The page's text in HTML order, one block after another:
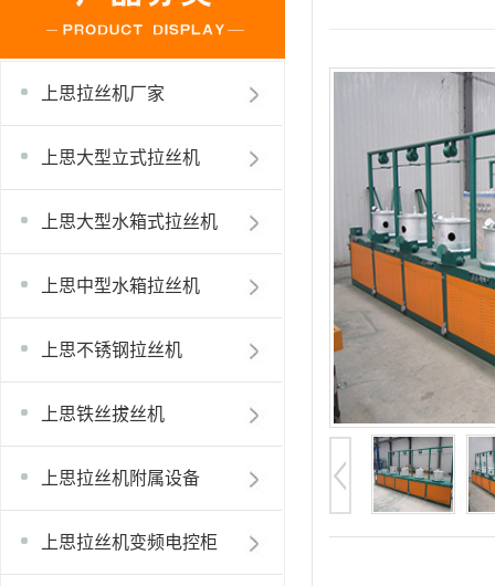
上思拉丝机厂家
上思大型立式拉丝机
上思大型水箱式拉丝机
上思中型水箱拉丝机
上思不锈钢拉丝机
上思铁丝拔丝机
上思拉丝机附属设备
上思拉丝机变频电控柜